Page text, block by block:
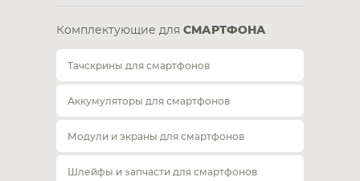
Комплектующие для СМАРТФОНА
Тачскрины для смартфонов
Аккумуляторы для смартфонов
Модули и экраны для смартфонов
Шлейфы и запчасти для смартфонов